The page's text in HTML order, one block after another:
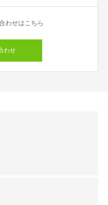
わせはこちら
わせ